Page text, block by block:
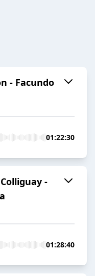
- Facundo
01:22:30
-
01:28:40